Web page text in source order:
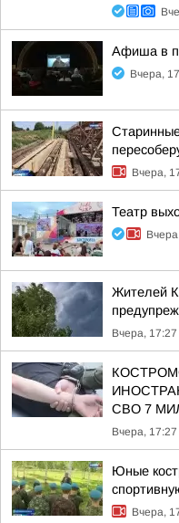
Афиша в
Вчера,
Вчера,
Театр
Жителей
Вчера, 17:27
СВО 7
Вчера, 17:27
Юные
Вчера,